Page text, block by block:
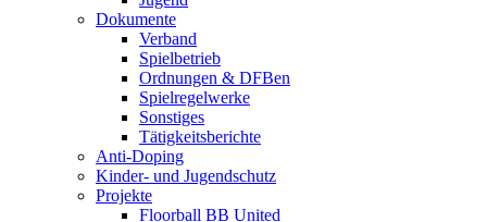
Dokumente
Verband
Spielbetrieb
Ordnungen & DFBen
Spielregelwerke
Sonstiges
Tätigkeitsberichte
Anti-Doping
Kinder- und Jugendschutz
Projekte
Floorball BB United